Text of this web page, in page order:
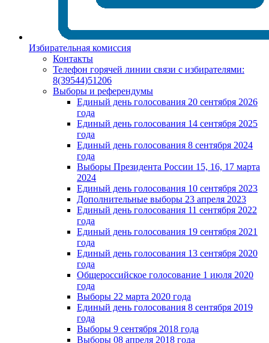
Избирательная комиссия
Контакты
Телефон горячей линии связи с избирателями:
8(39544)51206
Выборы и референдумы
Единый день голосования 20 сентября 2026
года
Единый день голосования 14 сентября 2025
года
Единый день голосования 8 сентября 2024
года
Выборы Президента России 15, 16, 17 марта
2024
Единый день голосования 10 сентября 2023
Дополнительные выборы 23 апреля 2023
Единый день голосования 11 сентября 2022
года
Единый день голосования 19 сентября 2021
года
Единый день голосования 13 сентября 2020
года
Общероссийское голосование 1 июля 2020
года
Выборы 22 марта 2020 года
Единый день голосования 8 сентября 2019
года
Выборы 9 сентября 2018 года
Выборы 08 апреля 2018 года